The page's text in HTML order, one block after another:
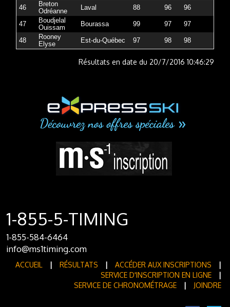
46
Breton
Odréanne
Laval 88 96 96
47
Boudjelal
Ouissam
Bourassa 99 97 97
48
Rooney
Elyse
Est-du-Québec 97 98 98
Résultats en date du 20/7/2016 10:46:29
1-855-5-TIMING
1-855-584-6464
info@ms1timing.com
ACCUEIL | RÉSULTATS | ACCÉDER AUX INSCRIPTIONS
|
SERVICE D'INSCRIPTION EN LIGNE
|
SERVICE DE CHRONOMÉTRAGE
| JOINDRE